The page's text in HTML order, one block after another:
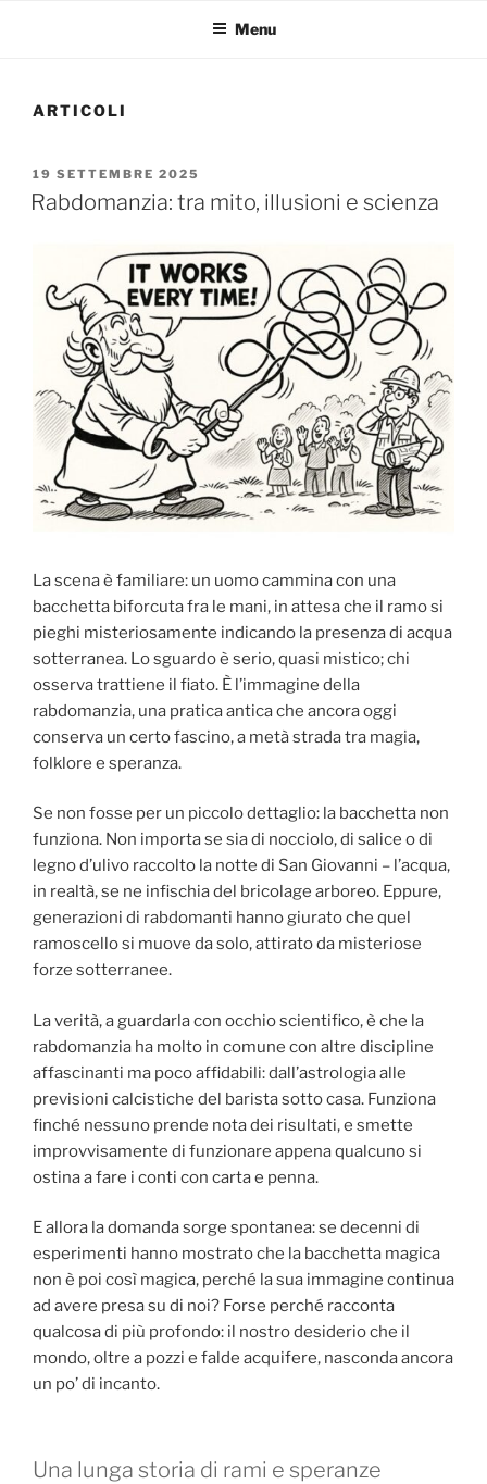
Menu
ARTICOLI
PUBBLICATO
IL
19 SETTEMBRE 2025
Rabdomanzia: tra mito, illusioni e scienza
La scena è familiare: un uomo cammina con una
bacchetta biforcuta fra le mani, in attesa che il ramo si
pieghi misteriosamente indicando la presenza di acqua
sotterranea. Lo sguardo è serio, quasi mistico; chi
osserva trattiene il fiato. È l’immagine della
rabdomanzia, una pratica antica che ancora oggi
conserva un certo fascino, a metà strada tra magia,
folklore e speranza.
Se non fosse per un piccolo dettaglio: la bacchetta non
funziona. Non importa se sia di nocciolo, di salice o di
legno d’ulivo raccolto la notte di San Giovanni – l’acqua,
in realtà, se ne infischia del bricolage arboreo. Eppure,
generazioni di rabdomanti hanno giurato che quel
ramoscello si muove da solo, attirato da misteriose
forze sotterranee.
La verità, a guardarla con occhio scientifico, è che la
rabdomanzia ha molto in comune con altre discipline
affascinanti ma poco affidabili: dall’astrologia alle
previsioni calcistiche del barista sotto casa. Funziona
finché nessuno prende nota dei risultati, e smette
improvvisamente di funzionare appena qualcuno si
ostina a fare i conti con carta e penna.
E allora la domanda sorge spontanea: se decenni di
esperimenti hanno mostrato che la bacchetta magica
non è poi così magica, perché la sua immagine continua
ad avere presa su di noi? Forse perché racconta
qualcosa di più profondo: il nostro desiderio che il
mondo, oltre a pozzi e falde acquifere, nasconda ancora
un po’ di incanto.
Una lunga storia di rami e speranze